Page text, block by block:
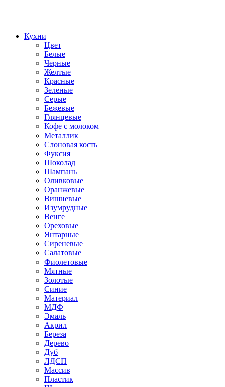
Кухни
Цвет
Белые
Черные
Желтые
Красные
Зеленые
Серые
Бежевые
Глянцевые
Кофе с молоком
Металлик
Слоновая кость
Фуксия
Шоколад
Шампань
Оливковые
Оранжевые
Вишневые
Изумрудные
Венге
Ореховые
Янтарные
Сиреневые
Салатовые
Фиолетовые
Мятные
Золотые
Синие
Материал
МДФ
Эмаль
Акрил
Береза
Дерево
Дуб
ЛДСП
Массив
Пластик